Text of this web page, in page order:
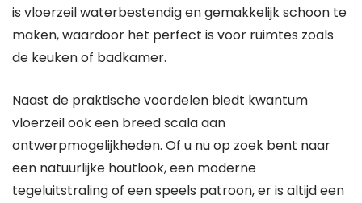
is vloerzeil waterbestendig en gemakkelijk schoon te
maken, waardoor het perfect is voor ruimtes zoals
de keuken of badkamer.
Naast de praktische voordelen biedt kwantum
vloerzeil ook een breed scala aan
ontwerpmogelijkheden. Of u nu op zoek bent naar
een natuurlijke houtlook, een moderne
tegeluitstraling of een speels patroon, er is altijd een